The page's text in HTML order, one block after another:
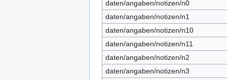
daten/angaben/notizen/n0
daten/angaben/notizen/n1
daten/angaben/notizen/n10
daten/angaben/notizen/n11
daten/angaben/notizen/n2
daten/angaben/notizen/n3